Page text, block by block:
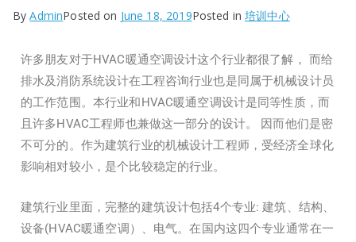
ByAdminPosted on June 18, 2019Posted in培训中心
许多朋友对于HVAC暖通空调设计这个行业都很了解， 而给
排水及消防系统设计在工程咨询行业也是同属于机械设计员
的工作范围。本行业和HVAC暖通空调设计是同等性质，而
且许多HVAC工程师也兼做这一部分的设计。 因而他们是密
不可分的。作为建筑行业的机械设计工程师，受经济全球化
影响相对较小，是个比较稳定的行业。
建筑行业里面，完整的建筑设计包括4个专业: 建筑、结构、
设备(HVAC暖通空调）、电气。在国内这四个专业通常在一